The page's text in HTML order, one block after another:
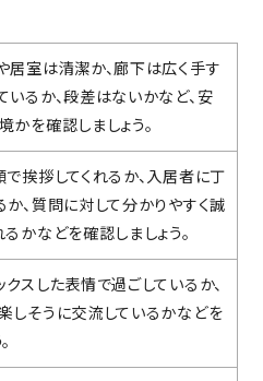
居室は清潔か、廊下は広く手す
いるか、段差はないかなど、安
かを確認しましょう。
で挨拶してくれるか、入居者に丁
か、質問に対して分かりやすく誠
かなどを確認しましょう。
スした表情で過ごしているか、
しそうに交流しているかなどを